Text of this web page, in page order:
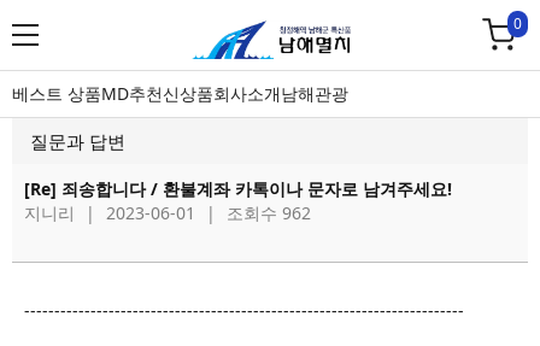
0
베스트 상품MD추천신상품회사소개남해관광
질문과 답변
[Re] 죄송합니다 / 환불계좌 카톡이나 문자로 남겨주세요!
지니리
| 2023-06-01 | 조회수 962
-------------------------------------------------------------------------